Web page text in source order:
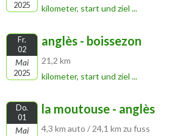
2025
kilometer, start und ziel ...
Fr.
02
Mai
2025
anglès - boissezon
21,2 km
kilometer, start und ziel ...
Do.
01
Mai
la moutouse - anglès
4,3 km auto / 24,1 km zu fuss